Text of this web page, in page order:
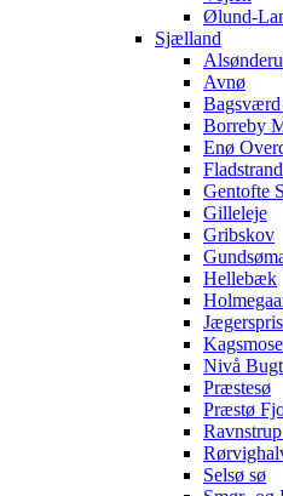
Ølund-
Sjælland
Avnø
Bagsværd
Borreby
Enø
Fladstrand
Gentofte
Gilleleje
Gribskov
Hellebæk
Nivå
Præstesø
Præstø
Selsø sø